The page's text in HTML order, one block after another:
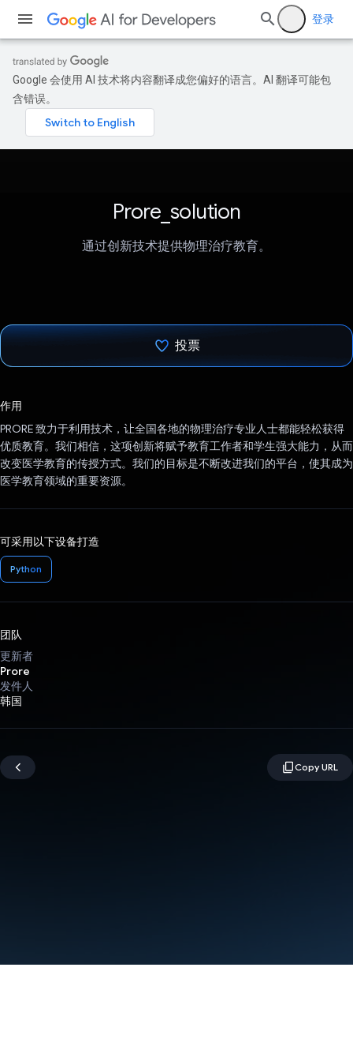
登录
Google 会使用 AI 技术将内容翻译成您偏好的语言。AI 翻译可能包
含错误。
Prore_solution
通过创新技术提供物理治疗教育。
投票
作用
PRORE 致力于利用技术，让全国各地的物理治疗专业人士都能轻松获得
优质教育。我们相信，这项创新将赋予教育工作者和学生强大能力，从而
改变医学教育的传授方式。我们的目标是不断改进我们的平台，使其成为
医学教育领域的重要资源。
可采用以下设备打造
Python
团队
更新者
Prore
发件人
韩国